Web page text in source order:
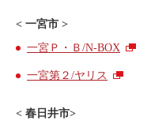
長時間利用もおトク
社有車との比較
利用シーン
< 一宮市 >
一宮Ｐ・Ｂ/N-BOX
一宮第２/ヤリス
< 春日井市>